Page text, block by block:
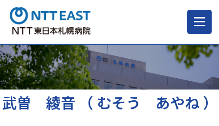
当院について
ご来院される方へ
武曽 綾音 （ むそう あやね ）